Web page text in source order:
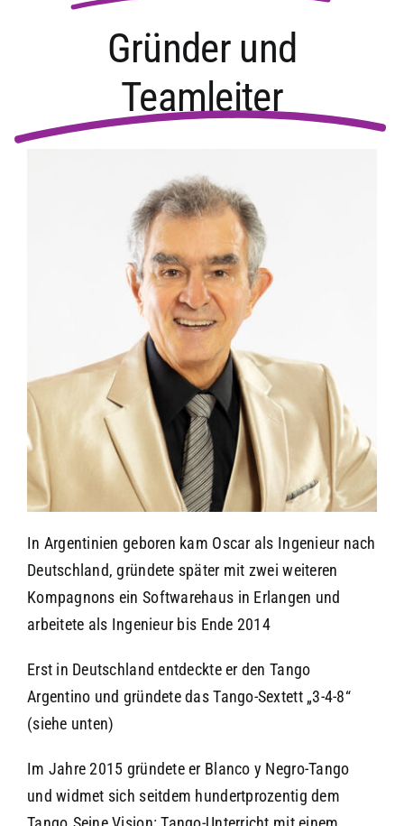
Gründer und
Teamleiter
In Argentinien geboren kam Oscar als Ingenieur nach
Deutschland, gründete später mit zwei weiteren
Kompagnons ein Softwarehaus in Erlangen und
arbeitete als Ingenieur bis Ende 2014
Erst in Deutschland entdeckte er den Tango
Argentino und gründete das Tango-Sextett „3-4-8“
(siehe unten)
Im Jahre 2015 gründete er Blanco y Negro-Tango
und widmet sich seitdem hundertprozentig dem